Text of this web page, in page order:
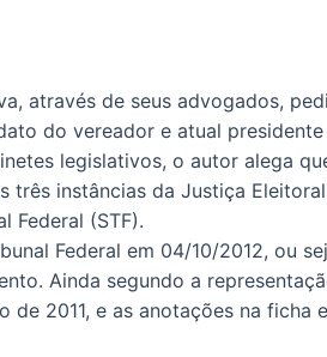
através de seus advogados,
do vereador e atual
legislativos, o autor alega
instâncias da Justiça
Federal (STF).
Federal em 04/10/2012, ou
Ainda segundo a
2011, e as anotações na